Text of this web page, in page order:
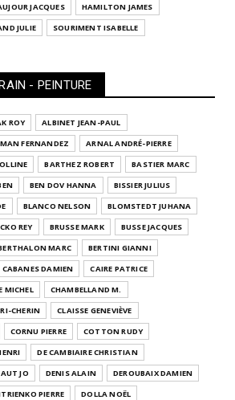
JACQUES
HAMILTON JAMES
JULIE SOURIMENT ISABELLE
- PEINTURE
ROY
ALBINET JEAN-PAUL
FERNANDEZ
ARNAL ANDRÉ-PIERRE
BARTHEZ ROBERT
BASTIER MARC
BEN DOV HANNA
BISSIER JULIUS
BLANCO NELSON
BLOMSTEDT JUHANA
REY BRUSSE MARK
BUSSE JACQUES
MARC
BERTINI GIANNI
CABANES DAMIEN
CAIRE PATRICE
MICHEL
CHAMBELLAND M.
CHERIN
CLAISSE GENEVIÈVE
CORNU PIERRE
COTTON RUDY
DE CAMBIAIRE CHRISTIAN
JO DENIS ALAIN
DEROUBAIX DAMIEN
PIERRE
DOLLA NOËL